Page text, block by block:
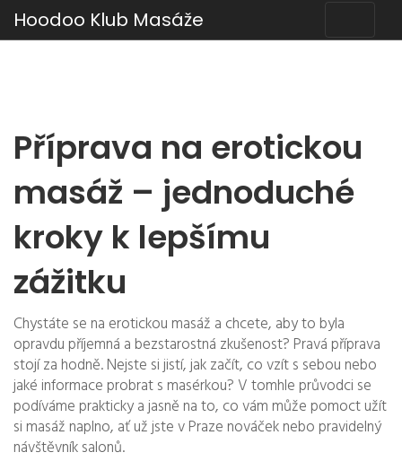
Hoodoo Klub Masáže
Příprava na erotickou
masáž – jednoduché
kroky k lepšímu
zážitku
Chystáte se na erotickou masáž a chcete, aby to byla
opravdu příjemná a bezstarostná zkušenost? Pravá příprava
stojí za hodně. Nejste si jistí, jak začít, co vzít s sebou nebo
jaké informace probrat s masérkou? V tomhle průvodci se
podíváme prakticky a jasně na to, co vám může pomoct užít
si masáž naplno, ať už jste v Praze nováček nebo pravidelný
návštěvník salonů.